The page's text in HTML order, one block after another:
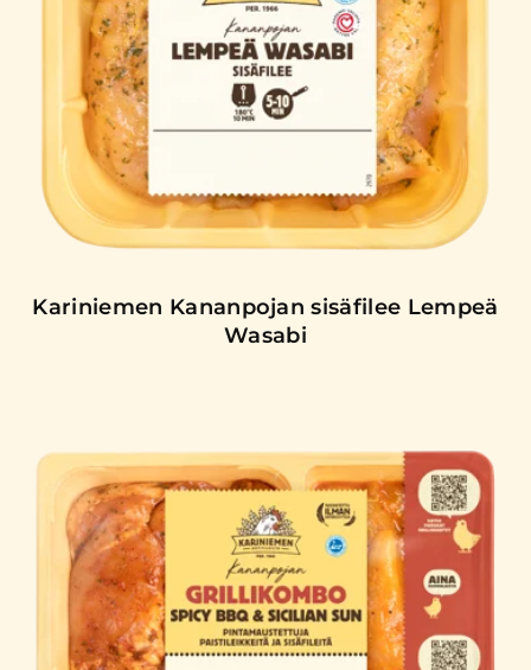
Kariniemen Kananpojan sisäfilee Lempeä
Wasabi